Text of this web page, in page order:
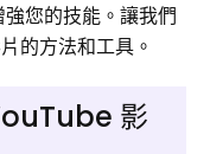
您的技能。讓我們
的方法和工具。
影